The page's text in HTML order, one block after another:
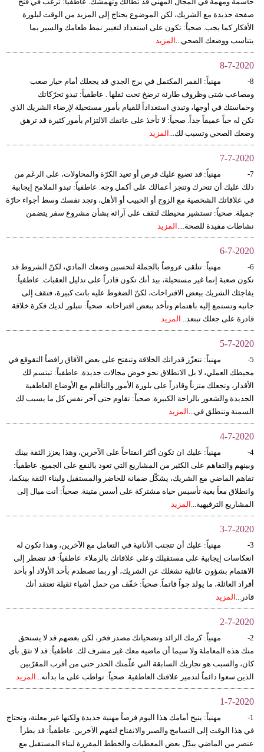
صفحة جديدة مع الشريك، لكن الموضوع يحتاج إلى المزيد من الوقت لبلورة
الأفكار كما يجب. صحياً: تكون على استعداد لتغيير نمط طعامك والسير بما
يتناسب ووضعك الصحي... المزيد
8-7-2020
8- مهنياً: القمر المكتمل في برج الجدي قد يجعلك أمام خيار صعب
ومصاعب شتى وظروف طارئة ترضخ تحت ثقلها . عاطفياً: تبدو تحرّكاتك
وحماستك في أوجها، وتبدي استعداداً للقيام بأمور مستحيلة لإرضاء الشريك الذي
تكن له حباً عميقاً جداً. صحياً: لا تأخذ على عاتقك الالتزام بأمور كثيرة قد ترهق
وضعك الصحي وتسبب لك... المزيد
7-7-2020
7- مهنياً: قد تضيع عليك فرص أو تعيد الكرّة والمحاولات، على الرغم من
ذلك عليك أن تتحرك وتنجز أعمالك على أكمل وجه. عاطفياً: تبدو الملامح إيجابية
في علاقاتك الشخصية مع الزوج أو الحبيب أو الأهل، وتجد نفسك وسط أجواء حارّة
جميلة. صحياً: تستشير محيطك لتقف على آرائه بشأن مشروع سفر يتضمن
نشاطات مفيدة للصحة.... المزيد
6-7-2020
6- مهنياً: تتلقى عروضاً بالجملة لتحسين وضعك المادي، لكنّ الشروط قد
تكون صعبة إنما غير مستحيلة، بيد أنك تكون قادراً على تذليل العقبات. عاطفياً:
يفاجئك الشريك ببعض الاقتراحات، لكنّ الضغوط عليه باتت كبيرة، فتقف إلى
جانبه وتستمع إليه باهتمام وتأخذ ببعض اقتراحاته. صحياً: تتبلور لديك فكرة خلاقة
قادرة على جعلك تبتعد... المزيد
5-7-2020
5- مهنياً: تتعزّز قدراتك الخلاقة وتنفتح على بعض الآفاق رافضاً التقوقع في
محيطك العملي، لا بل الانطلاق نحو خوض مجالات جديدة. عاطفياً: تبتسم لك
الأقدار، وتجعلك متزناً وقادراً على بلورة الأمور والتأقلم مع الأوضاع العاطفية
الجديدة والشعور بالراحة الكبيرة. صحياً: تقاوم حتى آخر نفس كل ما يسبب لك
السمنة وتنطلق في... المزيد
4-7-2020
4- مهنياً: عليك ان تكون أكثر انفتاحاً على الآخرين، وهذا يعزز الثقة بينك
وبينهم والتفاهم على الكثير من المشاريع التي تعود بالنفع على الجميع. عاطفياً:
تفاهم الماضي مع الشريك، يشكّل ضمانة للحاضر والمستقبل ولبناء الثقة بينكما،
وانطلاق معاً بغية تأسيس حياة مشتركة على أسس متينة. صحياً: أنت ميال إلى
المشاريع الترفيهية... المزيد
3-7-2020
3- مهنياً: عليك أن تتجنب الأنانية في التعامل مع الآخرين، وهذا تكون له
انعكاسات إيجابية على مستقبلك وعلى علاقاتك بالزملاء. عاطفياً: قد تضطر إلى
الاهتمام بشؤون عائلية تشغلك عن الشريك، أو ربما تصطدم بأحد الأولاد أو بأحد
أفراد العائلة، ما يولد جواً قاتماً. صحياً: خفّف من حمل أشياء ثقيلة تعتقد أنك
قادر... المزيد
2-7-2020
2- مهنياً: كرمك الزائد وتضحياتك مصدر فخر، لكن بعضهم قد لا يستحق
منك هذه المعاملة ولا سيما أن ماضيه معك غير مشرف لك. عاطفياً: قد لا تثق بأي
كان، والسبب هو تجاربك السابقة التي علّمتك الحذر حتى من أقرب المقرّبين
الذين سعوا دائماً لتدمير علاقتك العاطفية. صحياً: تواظب على ما بدأته... المزيد
1-7-2020
1- مهنياً: يتيح أمامك هذا اليوم فرصاً مهنية جديدة ولكنها غير معلنة، وتحتاج
في هذا الوقت إلى التسامح والصبر والانفتاح لتفهم الآخرين. عاطفياً: قد يطرأ
عنصر من الماضي يبدّل بعض المعطيات والخطط المقررة لبناء المستقبل مع